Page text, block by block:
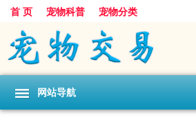
首 页 宠物科普 宠物分类
网站导航